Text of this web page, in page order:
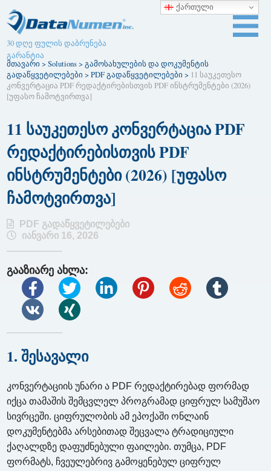
30 დღე ფულის დაბრუნება
გარანტია
მთავარი >Solutions>გამოსახულების და დოკუმენტის
გადაწყვეტილებები >PDF გადაწყვეტილებები > 11 საუკეთესო
კონვერტაცია PDF რედაქტირებისთვის PDF ინსტრუმენტები (2026)
[უფასო ჩამოტვირთვა]
11 საუკეთესო კონვერტაცია PDF
რედაქტირებისთვის PDF
ინსტრუმენტები (2026) [უფასო
ჩამოტვირთვა]
PDF გადაწყვეტილებები
იანვარი 16, 2026
გააზიარე ახლა:
1. შესავალი
კონვერტაციის უნარი ა PDF რედაქტირებად ფორმად
იქცა თამაშის შემცვლელ პროგრამად ციფრულ სამუშაო
სივრცეში. ციფრულობის ამ ეპოქაში ონლაინ
დოკუმენტებმა არსებითად შეცვალა ტრადიციული
ქაღალდზე დაფუძნებული ფაილები. თუმცა, PDF
ფორმატს, ჩვეულებრივ გამოყენებულ ციფრულ
ქართული